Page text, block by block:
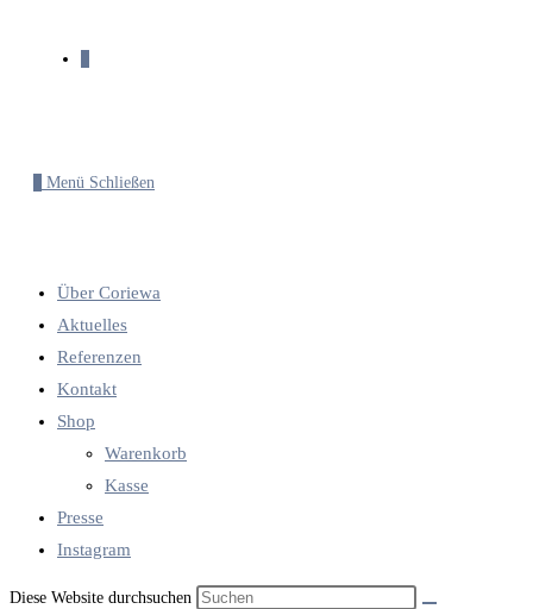
Menü Schließen
Über Coriewa
Aktuelles
Referenzen
Kontakt
Shop
Warenkorb
Kasse
Presse
Instagram
Diese Website durchsuchen